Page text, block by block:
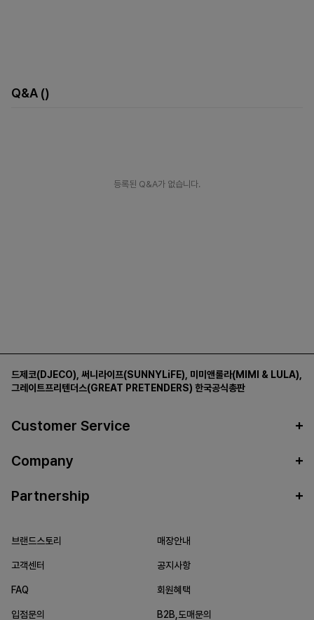
Q&A ()
등록된 Q&A가 없습니다.
드제코(DJECO) 써니라이프(SUNNYLiFE) 미미앤룰라(MIMI & LULA)
그레이트프리텐더스(GREAT PRETENDERS) 한국공식총판
Customer Service
Company
Partnership
브랜드스토리 매장안내
고객센터 공지사항
FAQ 회원혜택
입점문의 B2B,도매문의